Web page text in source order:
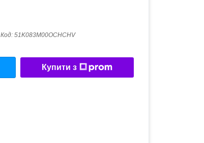
Код: 51K083M00OCHCHV
Купити з